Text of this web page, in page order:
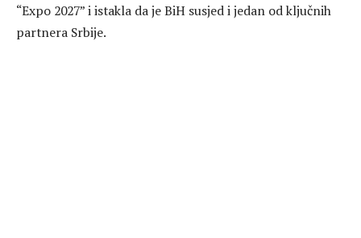
“Expo 2027” i istakla da je BiH susjed i jedan od ključnih
partnera Srbije.